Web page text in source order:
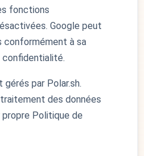
fonctions
Google peut
conformément à sa
par Polar.sh.
des données
Politique de